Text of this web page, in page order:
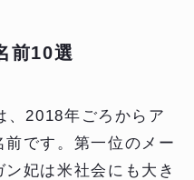
前10選
、2018年ごろからア
前です。第一位のメー
妃は米社会にも大き